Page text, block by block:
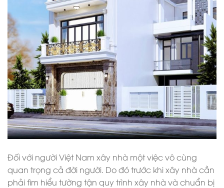
Đối với người Việt Nam xây nhà một việc vô cùng
quan trọng cả đời người. Do đó trước khi xây nhà cần
phải tìm hiểu tường tận quy trình xây nhà và chuẩn bị